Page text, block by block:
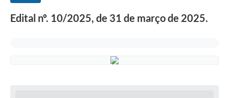
Mais
Edital nº. 10/2025, de 31 de março de 2025.